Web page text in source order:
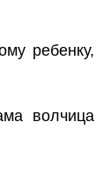
ребенку,
волчица